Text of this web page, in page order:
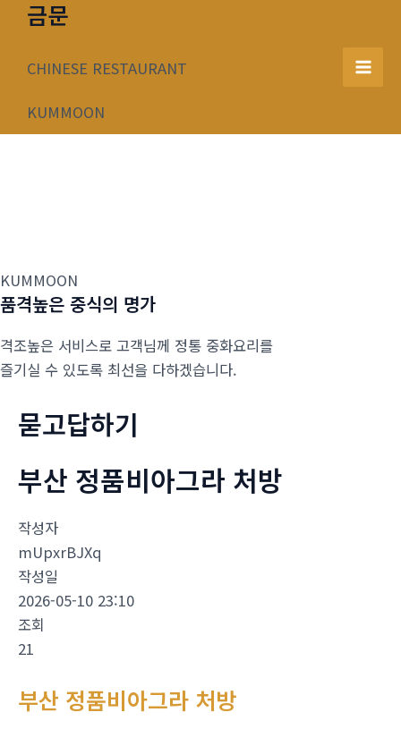
너
금문
CHINESE RESTAURANT
KUMMOON
Main
KUMMOON
품격높은 중식의 명가
격조높은 서비스로 고객님께 정통 중화요리를
즐기실 수 있도록 최선을 다하겠습니다.
묻고답하기
부산 정품비아그라 처방
작성자
mUpxrBJXq
작성일
2026-05-10 23:10
조회
21
부산 정품비아그라 처방